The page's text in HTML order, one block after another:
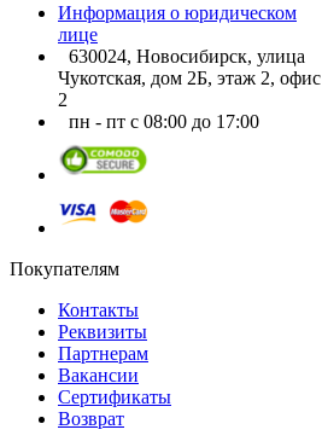
Информация о юридическом
лице
630024, Новосибирск, улица
Чукотская, дом 2Б, этаж 2, офис
2
пн - пт с 08:00 до 17:00
Покупателям
Контакты
Реквизиты
Партнерам
Вакансии
Сертификаты
Возврат